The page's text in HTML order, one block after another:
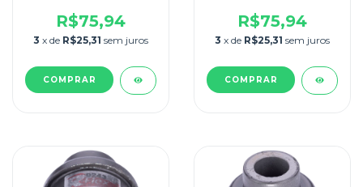
207 2008/14
R$75,94
3 x de R$25,31 sem juros
206 2001/09
R$75,94
3 x de R$25,31 sem juros